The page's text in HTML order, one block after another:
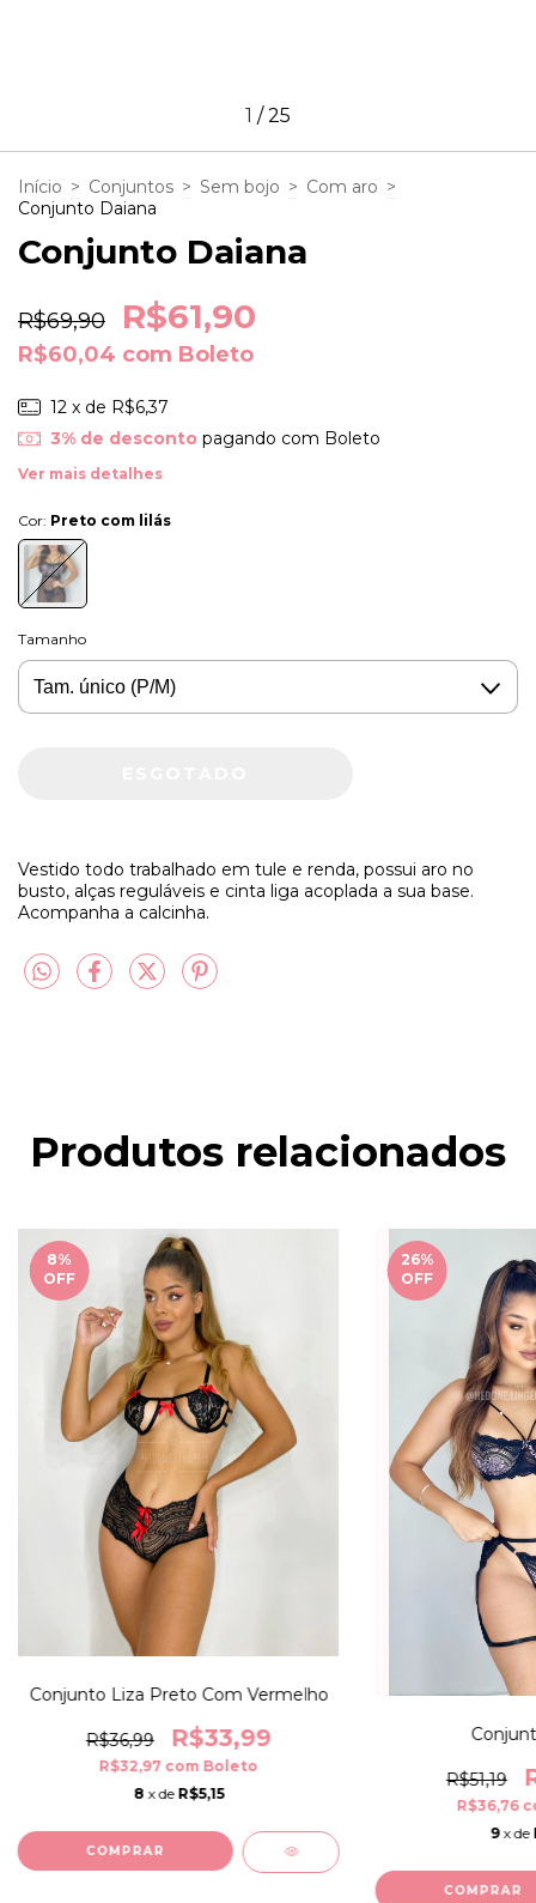
1 /25
Início > Conjuntos > Sem bojo > Com aro >
Conjunto Daiana
Conjunto Daiana
R$69,90 R$61,90
R$60,04 com Boleto
12 x de R$6,37
3% de desconto pagando com Boleto
Ver mais detalhes
Cor: Preto com lilás
Tamanho
Vestido todo trabalhado em tule e renda, possui aro no
busto, alças reguláveis e cinta liga acoplada a sua base.
Acompanha a calcinha.
Produtos relacionados
8%
OFF
Conjunto Liza Preto Com Vermelho
R$36,99 R$33,99
R$32,97 com Boleto
8 x de R$5,15
COMPRAR
26%
OFF
R$51,19
R$36,76
9 x de
COMPRAR